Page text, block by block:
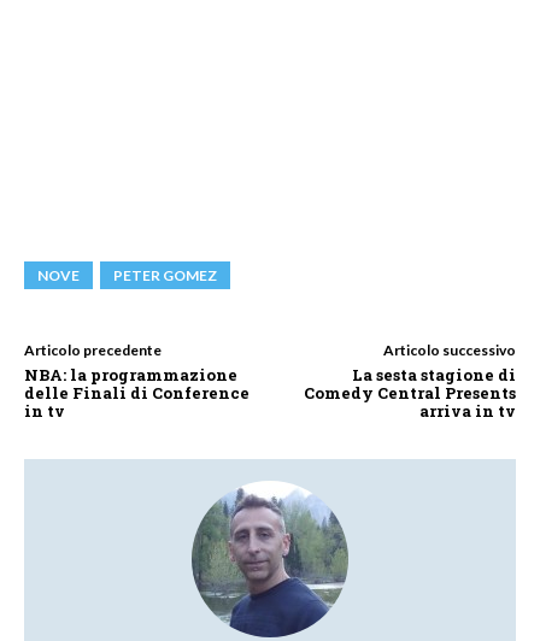
NOVE PETER GOMEZ
Articolo precedente
NBA: la programmazione
delle Finali di Conference
in tv
Articolo successivo
La sesta stagione di
Comedy Central Presents
arriva in tv